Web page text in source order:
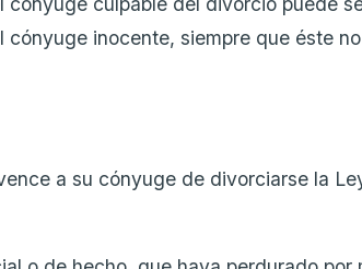
cónyuge inocente, siempre que éste
a su cónyuge de divorciarse la